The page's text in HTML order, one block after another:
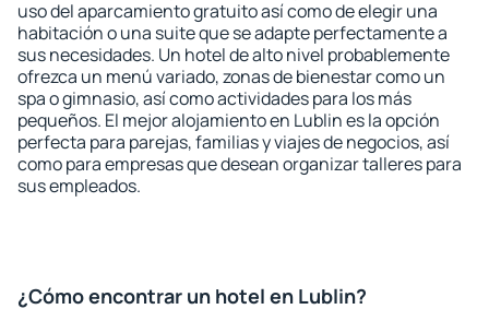
uso del aparcamiento gratuito así como de elegir una
habitación o una suite que se adapte perfectamente a
sus necesidades. Un hotel de alto nivel probablemente
ofrezca un menú variado, zonas de bienestar como un
spa o gimnasio, así como actividades para los más
pequeños. El mejor alojamiento en Lublin es la opción
perfecta para parejas, familias y viajes de negocios, así
como para empresas que desean organizar talleres para
sus empleados.
¿Cómo encontrar un hotel en Lublin?